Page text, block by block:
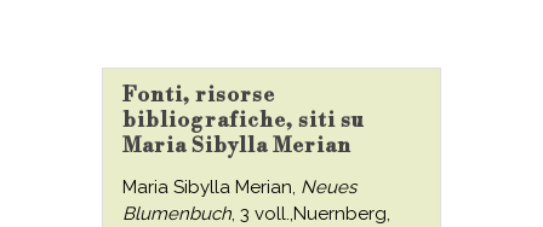
Fonti, risorse
bibliografiche, siti su
Maria Sibylla Merian
Maria Sibylla Merian, Neues
Blumenbuch, 3 voll.,Nuernberg,